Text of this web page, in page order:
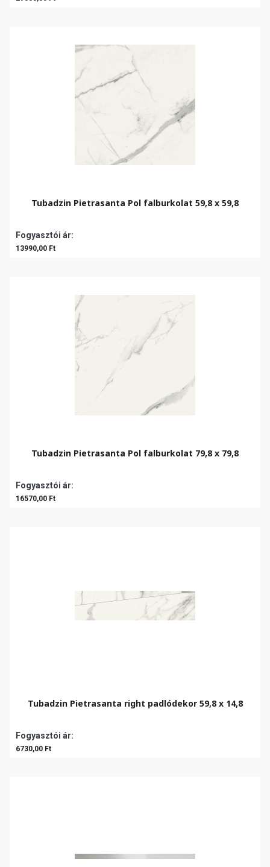
Tubadzin Pietrasanta Pol falburkolat 59,8 x 59,8
Fogyasztói ár:
13990,00 Ft
Tubadzin Pietrasanta Pol falburkolat 79,8 x 79,8
Fogyasztói ár:
16570,00 Ft
Tubadzin Pietrasanta right padlódekor 59,8 x 14,8
Fogyasztói ár:
6730,00 Ft